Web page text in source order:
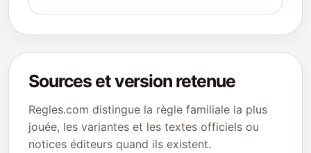
Sources et version retenue
Regles.com distingue la règle familiale la plus
jouée, les variantes et les textes officiels ou
notices éditeurs quand ils existent.